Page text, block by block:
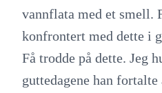
vannflata med et smell.
konfrontert med dette i
Få trodde på dette. Jeg
guttedagene han